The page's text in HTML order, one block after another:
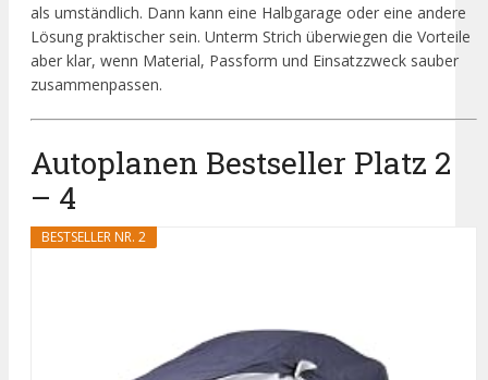
als umständlich. Dann kann eine Halbgarage oder eine andere
Lösung praktischer sein. Unterm Strich überwiegen die Vorteile
aber klar, wenn Material, Passform und Einsatzzweck sauber
zusammenpassen.
Autoplanen Bestseller Platz 2
– 4
BESTSELLER NR. 2